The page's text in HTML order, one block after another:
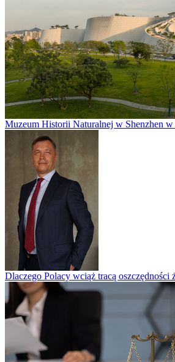
Muzeum Historii Naturalnej w Shenzhen w
Dlaczego Polacy wciąż tracą